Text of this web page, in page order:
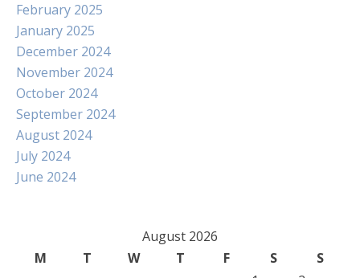
February 2025
January 2025
December 2024
November 2024
October 2024
September 2024
August 2024
July 2024
June 2024
August 2026
M
T W T F S
S